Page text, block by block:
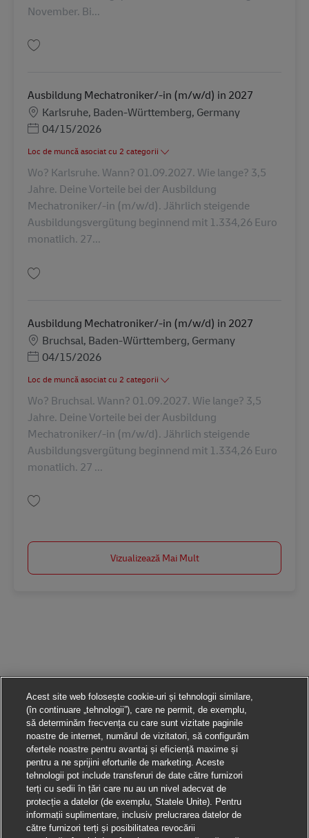
November. Bi...
Ausbildung Mechatroniker/-in (m/w/d) in 2027
Locație
Karlsruhe, Baden-Württemberg, Germany
Posted Date
04/15/2026
Loc de muncă asociat cu 2 categorii
Wo? Karlsruhe. Wann? 01.09.2027. Wie lange? 3,5
Jahre. Deine Vorteile bei der Ausbildung
Mechatroniker/-in (m/w/d). Jährlich steigende
Ausbildungsvergütung beginnend mit 1.334,26 Euro
monatlich. 27...
Ausbildung Mechatroniker/-in (m/w/d) in 2027
Locație
Bruchsal, Baden-Württemberg, Germany
Posted Date
04/15/2026
Loc de muncă asociat cu 2 categorii
Wo? Bruchsal. Wann? 01.09.2027. Wie lange? 3,5
Jahre. Deine Vorteile bei der Ausbildung
Mechatroniker/-in (m/w/d). Jährlich steigende
Ausbildungsvergütung beginnend mit 1.334,26 Euro
monatlich. 27 ...
Vizualizează Mai Mult
Acest site web folosește cookie-uri și tehnologii similare,
(în continuare „tehnologii”), care ne permit, de exemplu,
să determinăm frecvența cu care sunt vizitate paginile
noastre de internet, numărul de vizitatori, să configurăm
ofertele noastre pentru avantaj și eficiență maxime și
pentru a ne sprijini eforturile de marketing. Aceste
tehnologii pot include transferuri de date către furnizori
terți cu sedii în țări care nu au un nivel adecvat de
protecție a datelor (de exemplu, Statele Unite). Pentru
informații suplimentare, inclusiv prelucrarea datelor de
către furnizori terți și posibilitatea revocării